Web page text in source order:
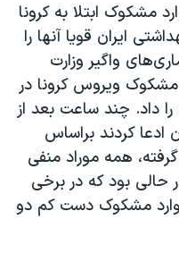
مشکوک ابتلا به کرونا
ایران قویا آنها را
واگیر وزارت
از شناسایی ۶ مورد مشکوک ویروس کرونا در
را داد. چند ساعت بعد از
ادعا کردند براساس
همه موراد منفی
حالی بود که در برخی
مشکوک دست کم دو